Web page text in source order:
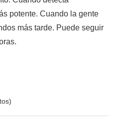
potente. Cuando la gente
más tarde. Puede seguir